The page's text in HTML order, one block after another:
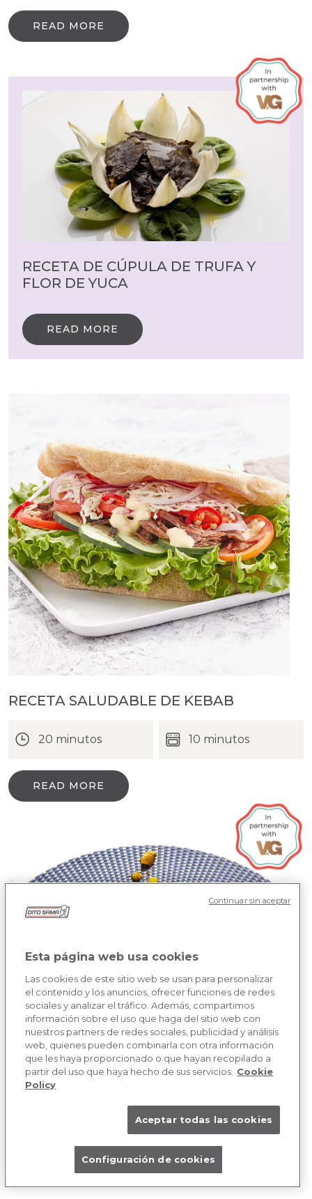
READ MORE
RECETA DE CÚPULA DE TRUFA Y
FLOR DE YUCA
READ MORE
RECETA SALUDABLE DE KEBAB
20 minutos 10 minutos
READ MORE
RECETA DE MANDARINAS NICE
SHIPMENT
Esta página web usa cookies
Las cookies de este sitio web se usan para personalizar
el contenido y los anuncios, ofrecer funciones de redes
sociales y analizar el tráfico. Además, compartimos
información sobre el uso que haga del sitio web con
nuestros partners de redes sociales, publicidad y análisis
web, quienes pueden combinarla con otra información
que les haya proporcionado o que hayan recopilado a
partir del uso que haya hecho de sus servicios. Cookie
Policy
Aceptar todas las cookies
Configuración de cookies
Continuar sin aceptar